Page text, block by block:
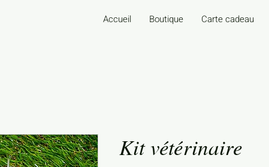
Accueil Boutique Carte cadeau
Kit vétérinaire